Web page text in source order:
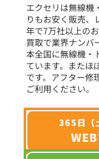
選
エクセリは無線機
りもお安く販売、
年で7万社以上の
買取で業界ナンバ
本全国に無線機・
ています。またほ
です。アフター修
ご利用ください。
365日（